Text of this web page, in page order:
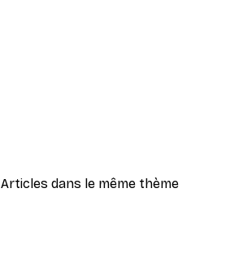
Articles dans le même thème